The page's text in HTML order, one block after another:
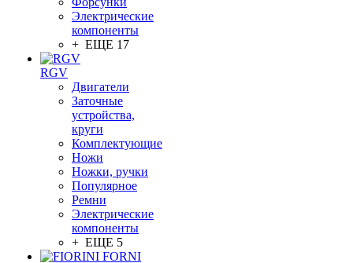
Электрические
компоненты
+ ЕЩЕ 17
RGV
Двигатели
Заточные
устройства,
круги
Комплектующие
Ножи
Ножки, ручки
Популярное
Ремни
Электрические
компоненты
+ ЕЩЕ 5